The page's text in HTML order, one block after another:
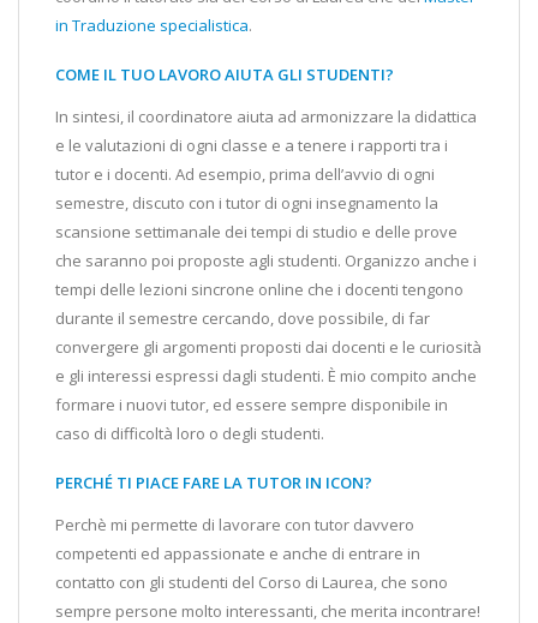
in Traduzione specialistica.
COME IL TUO LAVORO AIUTA GLI STUDENTI?
In sintesi, il coordinatore aiuta ad armonizzare la didattica
e le valutazioni di ogni classe e a tenere i rapporti tra i
tutor e i docenti. Ad esempio, prima dell’avvio di ogni
semestre, discuto con i tutor di ogni insegnamento la
scansione settimanale dei tempi di studio e delle prove
che saranno poi proposte agli studenti. Organizzo anche i
tempi delle lezioni sincrone online che i docenti tengono
durante il semestre cercando, dove possibile, di far
convergere gli argomenti proposti dai docenti e le curiosità
e gli interessi espressi dagli studenti. È mio compito anche
formare i nuovi tutor, ed essere sempre disponibile in
caso di difficoltà loro o degli studenti.
PERCHÉ TI PIACE FARE LA TUTOR IN ICON?
Perchè mi permette di lavorare con tutor davvero
competenti ed appassionate e anche di entrare in
contatto con gli studenti del Corso di Laurea, che sono
sempre persone molto interessanti, che merita incontrare!